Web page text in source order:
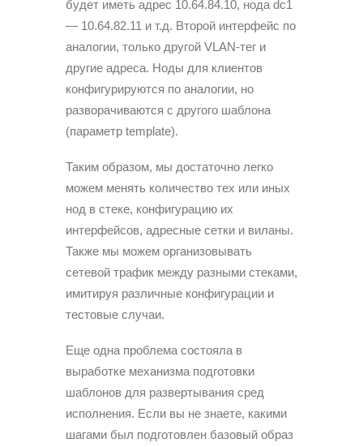
будет иметь адрес 10.64.84.10, нода dс1
— 10.64.82.11 и т.д. Второй интерфейс по
аналогии, только другой VLAN-тег и
другие адреса. Ноды для клиентов
конфигурируются по аналогии, но
разворачиваются с другого шаблона
(параметр template).
Таким образом, мы достаточно легко
можем менять количество тех или иных
нод в стеке, конфигурацию их
интерфейсов, адресные сетки и виланы.
Также мы можем организовывать
сетевой трафик между разными стеками,
имитируя различные конфигурации и
тестовые случаи.
Еще одна проблема состояла в
выработке механизма подготовки
шаблонов для развертывания сред
исполнения. Если вы не знаете, какими
шагами был подготовлен базовый образ